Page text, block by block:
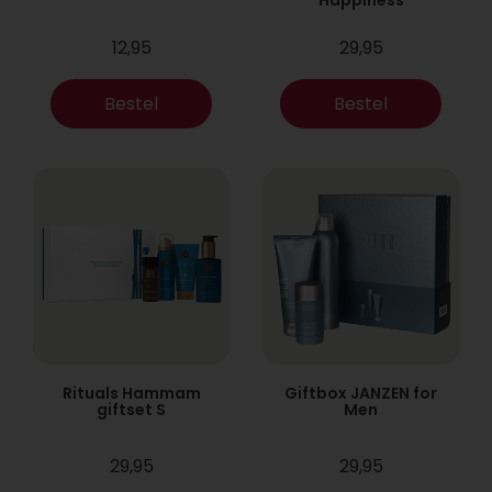
12,95
Bestel
29,95
Bestel
Rituals Hammam
giftset S
29,95
Giftbox JANZEN for
Men
29,95